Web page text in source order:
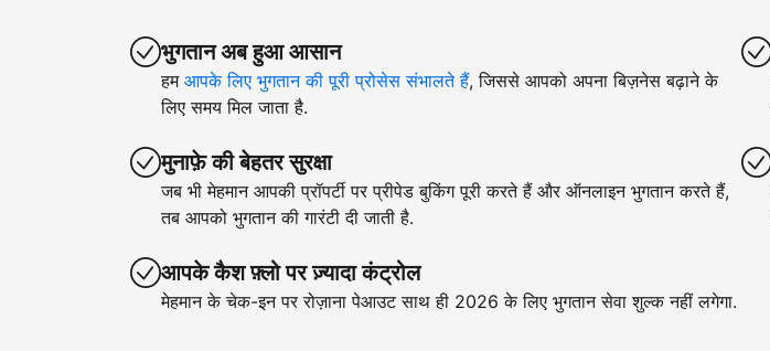
भुगतान अब हुआ आसान
हम आपके लिए भुगतान की पूरी प्रोसेस संभालते हैं, जिससे आपको अपना बिज़नेस बढ़ाने के
लिए समय मिल जाता है.
मुनाफ़े की बेहतर सुरक्षा
जब भी मेहमान आपकी प्रॉपर्टी पर प्रीपेड बुकिंग पूरी करते हैं और ऑनलाइन भुगतान करते हैं,
तब आपको भुगतान की गारंटी दी जाती है.
आपके कैश फ़्लो पर ज़्यादा कंट्रोल
मेहमान के चेक-इन पर रोज़ाना पेआउट साथ ही 2026 के लिए भुगतान सेवा शुल्क नहीं लगेगा.